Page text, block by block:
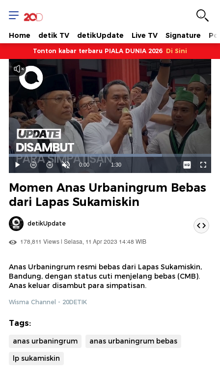
Home detik TV detikUpdate Live TV Signature
Tonton kabar terbaru PIALA DUNIA 2026 Di Sini
Mainkan
Suara
Hidup
Waktu
ini
0:00 / Durasi
1:30
Dimuat:
75.67%
Momen Anas Urbaningrum Bebas
dari Lapas Sukamiskin
detikUpdate
178,811 Views | Selasa, 11 Apr 2023 14:48 WIB
Anas Urbaningrum resmi bebas dari Lapas Sukamiskin,
Bandung, dengan status cuti menjelang bebas (CMB).
Anas keluar disambut para simpatisan.
Wisma Channel - 20DETIK
Tags:
anas urbaningrum
anas urbaningrum bebas
lp sukamiskin